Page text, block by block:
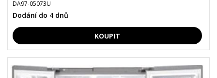
DA97-05073U
Dodání do 4 dnů